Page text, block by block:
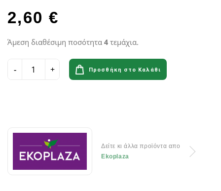
2,60 €
Άμεση διαθέσιμη ποσότητα 4 τεμάχια.
Προσθήκη στο Καλάθι
Δείτε κι άλλα προϊόντα απο
Ekoplaza